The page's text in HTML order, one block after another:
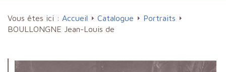
Vous êtes ici : Accueil Catalogue
Portraits
BOULLONGNE Jean-Louis de